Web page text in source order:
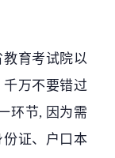
育考试院以
万不要错过
环节, 因为需
证、户口本